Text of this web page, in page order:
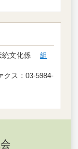
統文化係 組
ス：03-5984-